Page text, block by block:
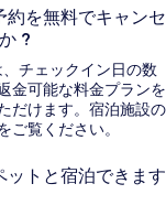
約を無料でキャンセ
?
チェックイン日の数
金可能な料金プランを
だけます。宿泊施設の
覧ください。
ットと宿泊できます